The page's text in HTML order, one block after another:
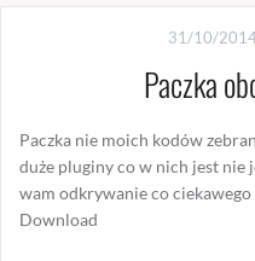
31/10/2014
Paczka
Paczka nie moich kodów
duże pluginy co w nich jest nie
wam odkrywanie co ciekawego
Download